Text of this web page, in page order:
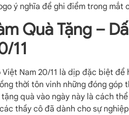
ý nghĩa để ghi điểm trong mắt
Quà Tặng –
11
Việt Nam 20/11 là dịp đặc biệt
thời tôn vinh những đóng góp
quà vào ngày này là cách
thầy cô đã dành cho sự